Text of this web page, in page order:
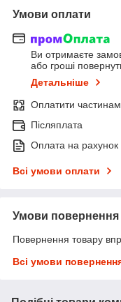
Умови оплати
Ви отримаєте
або гроші
Детальніше
Оплатити
Післяплата
Оплата на рахунок
Всі умови оплати
Умови повернення
Повернення товару
Всі умови